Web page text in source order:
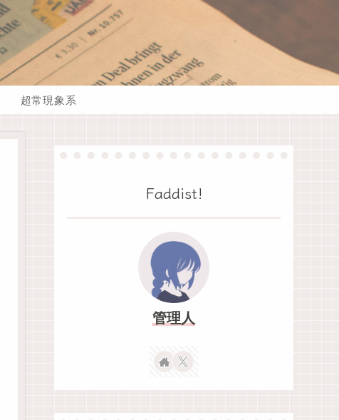
超常現象系
Faddist!
管理人